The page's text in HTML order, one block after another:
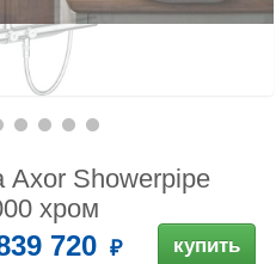
Axor Showerpipe
хром
720 купить